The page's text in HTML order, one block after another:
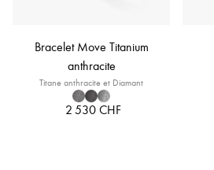
Bracelet Move Titanium
anthracite
Titane anthracite et Diamant
2 530 CHF